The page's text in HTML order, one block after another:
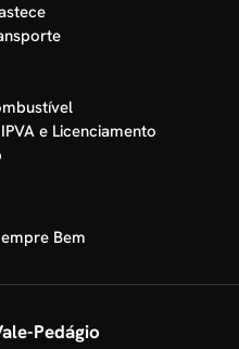
e Licenciamento
Bem
Pedágio